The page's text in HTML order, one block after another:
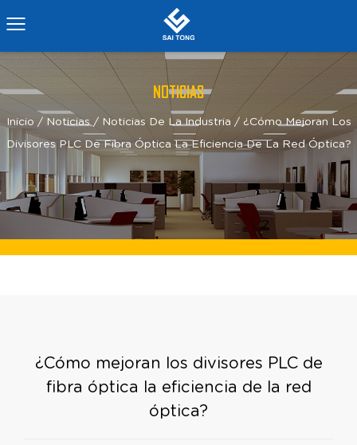
NOTICIAS
Inicio / Noticias/ Noticias De La Industria / ¿Cómo Mejoran Los
Divisores PLC De Fibra Óptica La Eficiencia De La Red Óptica?
¿Cómo mejoran los divisores PLC de
fibra óptica la eficiencia de la red
óptica?